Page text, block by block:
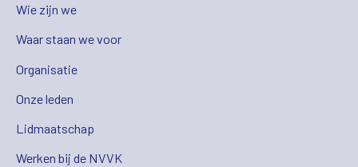
Wie zijn we
Waar staan we voor
Organisatie
Onze leden
Lidmaatschap
Werken bij de NVVK